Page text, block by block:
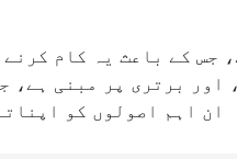
جس کے باعث یہ کام کرنے
اور برتری پر مبنی ہے،
ان اہم اصولوں کو